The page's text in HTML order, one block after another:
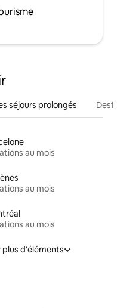
séjours prolongés
au mois
au mois
au mois
plus d'éléments